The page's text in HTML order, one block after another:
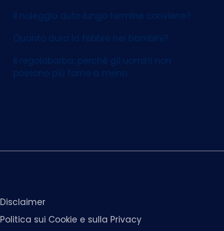
Il noleggio auto lungo termine conviene?
Quanto dura la febbre nei bambini?
Il regolabarba: perché gli uomini non
possono più farne a meno
Disclaimer
Politica sui Cookie e sulla Privacy